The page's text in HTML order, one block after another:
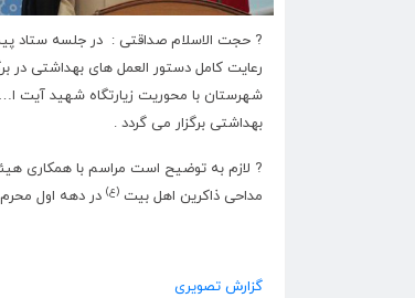
? حجت الاسلام صداقتی : در جلسه ستاد
رعایت کامل دستور العمل های بهداشتی در
شهرستان با محوریت زیارتگاه شهید آیت
بهداشتی برگزار می گردد .
? لازم به توضیح است مراسم با همکاری
مداحی ذاکرین اهل بیت (ع) در دهه اول
گزارش تصویری